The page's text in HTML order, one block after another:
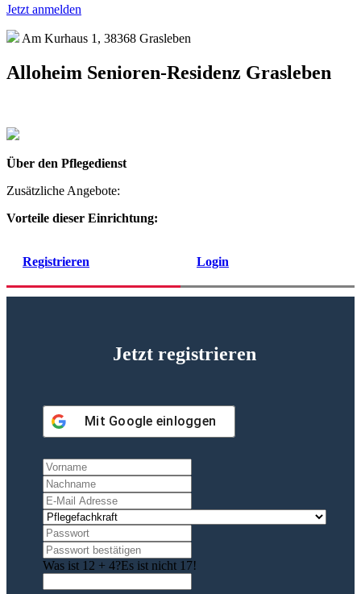
Jetzt anmelden
Am Kurhaus 1, 38368 Grasleben
Alloheim Senioren-Residenz Grasleben
Über den Pflegedienst
Zusätzliche Angebote:
Vorteile dieser Einrichtung:
Registrieren Login
Jetzt registrieren
Mit Google einloggen
Was ist 12 + 4?Es ist nicht 17!